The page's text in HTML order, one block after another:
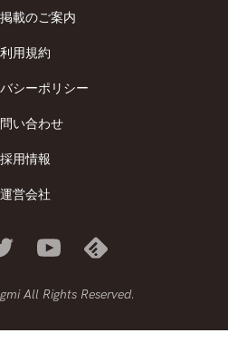
載のご案内
利用規約
シーポリシー
い合わせ
採用情報
運営会社
All Rights Reserved.